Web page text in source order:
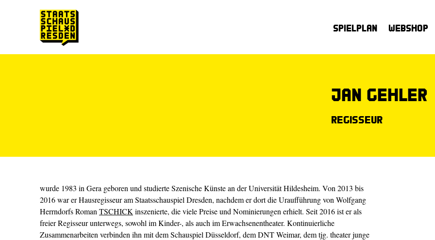
Spielplan Webshop
Jan Gehler
Regisseur
wurde 1983 in Gera geboren und studierte Szenische Künste an der Universität Hildesheim. Von 2013 bis
2016 war er Hausregisseur am Staatsschauspiel Dresden, nachdem er dort die Uraufführung von Wolfgang
Herrndorfs Roman TSCHICK inszenierte, die viele Preise und Nominierungen erhielt. Seit 2016 ist er als
freier Regisseur unterwegs, sowohl im Kinder-, als auch im Erwachsenentheater. Kontinuierliche
Zusammenarbeiten verbinden ihn mit dem Schauspiel Düsseldorf, dem DNT Weimar, dem tjg. theater junge